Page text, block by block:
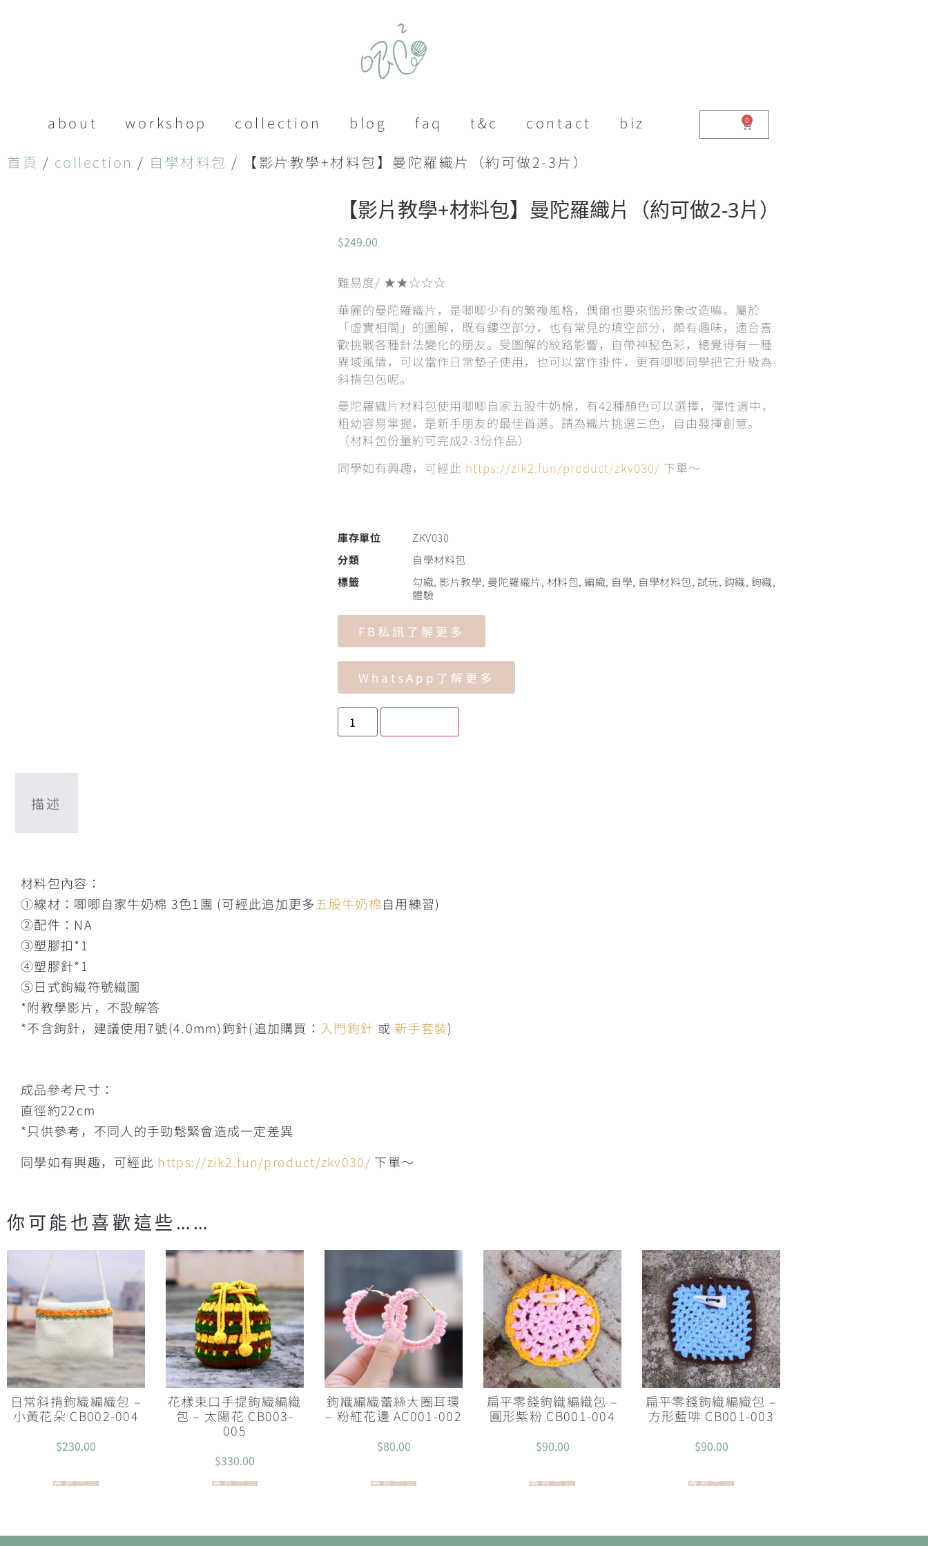
about workshop collection blog faq t&c contact biz 0
首頁 / collection / 自學材料包 / 【影片教學+材料包】曼陀羅織片（約可做2-3片）
【影片教學+材料包】曼陀羅織片（約可做2-3片）
$249.00
難易度/ ★★☆☆☆
華麗的曼陀羅織片，是唧唧少有的繁複風格，偶爾也要來個形象改造嘛。屬於
「虛實相間」的圖解，既有鏤空部分，也有常見的填空部分，頗有趣味，適合喜
歡挑戰各種針法變化的朋友。受圖解的紋路影響，自帶神秘色彩，總覺得有一種
異域風情，可以當作日常墊子使用，也可以當作掛件，更有唧唧同學把它升級為
斜揹包包呢。
曼陀羅織片材料包使用唧唧自家五股牛奶棉，有42種顏色可以選擇，彈性適中，
粗幼容易掌握，是新手朋友的最佳首選。請為織片挑選三色，自由發揮創意。
（材料包份量約可完成2-3份作品）
同學如有興趣，可經此 https://zik2.fun/product/zkv030/ 下單～
庫存單位
ZKV030
分類
自學材料包
標籤
勾織, 影片教學, 曼陀羅織片, 材料包, 編織, 自學, 自學材料包, 試玩, 鈎織, 鉤織,
體驗
FB私訊了解更多
WhatsApp了解更多
描述
材料包內容：
①線材：唧唧自家牛奶棉 3色1團 (可經此追加更多五股牛奶棉自用練習)
②配件：NA
③塑膠扣*1
④塑膠針*1
⑤日式鉤織符號織圖
*附教學影片，不設解答
*不含鉤針，建議使用7號(4.0mm)鉤針(追加購買： 入門鉤針 或 新手套裝)
成品參考尺寸：
直徑約22cm
*只供參考，不同人的手勁鬆緊會造成一定差異
同學如有興趣，可經此 https://zik2.fun/product/zkv030/ 下單～
你可能也喜歡這些……
日常斜揹鉤織編織包 –
小黃花朵 CB002-004
$230.00
查看內容
花樣束口手提鉤織編織
包 – 太陽花 CB003-
005
$330.00
查看內容
鉤織編織蕾絲大圈耳環
– 粉紅花邊 AC001-002
$80.00
查看內容
扁平零錢鉤織編織包 –
圓形紫粉 CB001-004
$90.00
查看內容
扁平零錢鉤織編織包 –
方形藍啡 CB001-003
$90.00
查看內容